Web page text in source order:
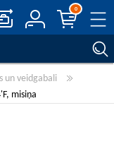
0
un veidgabali
misiņa